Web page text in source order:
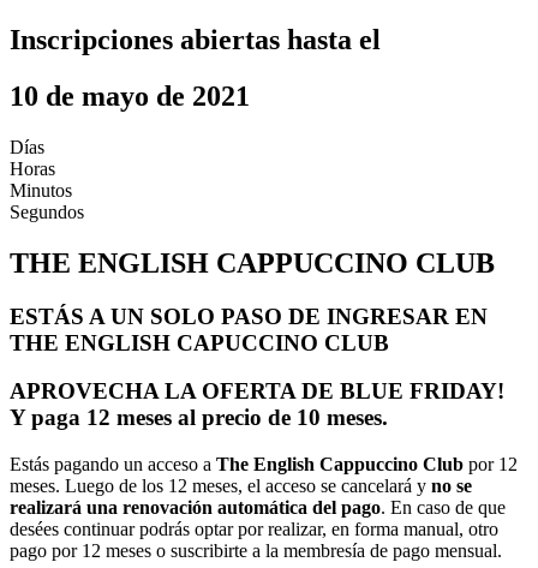
Inscripciones abiertas hasta el
10 de mayo de 2021
Días
Horas
Minutos
Segundos
THE ENGLISH CAPPUCCINO CLUB
ESTÁS A UN SOLO PASO DE INGRESAR EN
THE ENGLISH CAPUCCINO CLUB
APROVECHA LA OFERTA DE BLUE FRIDAY!
Y paga 12 meses al precio de 10 meses.
Estás pagando un acceso a The English Cappuccino Club por 12
meses. Luego de los 12 meses, el acceso se cancelará y no se
realizará una renovación automática del pago. En caso de que
desées continuar podrás optar por realizar, en forma manual, otro
pago por 12 meses o suscribirte a la membresía de pago mensual.